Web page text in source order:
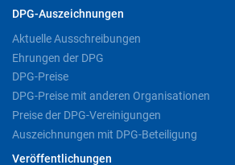
DPG-Auszeichnungen
Aktuelle Ausschreibungen
Ehrungen der DPG
DPG-Preise
DPG-Preise mit anderen Organisationen
Preise der DPG-Vereinigungen
Auszeichnungen mit DPG-Beteiligung
Veröffentlichungen